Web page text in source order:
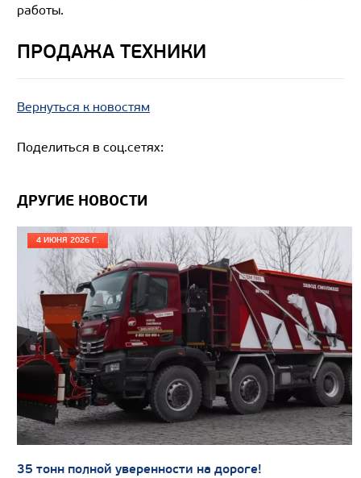
работы.
ПРОДАЖА ТЕХНИКИ
Вернуться к новостям
Поделиться в соц.сетях:
ДРУГИЕ НОВОСТИ
4 ИЮНЯ 2026 Г.
35 тонн полной уверенности на дороге!